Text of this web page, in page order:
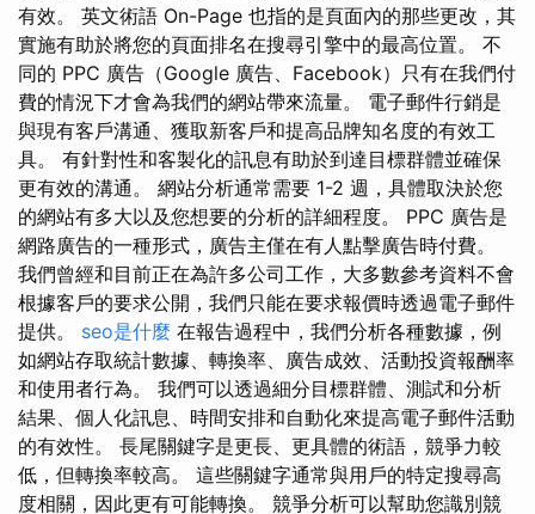
有效。 英文術語 On-Page 也指的是頁面內的那些更改，其
實施有助於將您的頁面排名在搜尋引擎中的最高位置。 不
同的 PPC 廣告（Google 廣告、Facebook）只有在我們付
費的情況下才會為我們的網站帶來流量。 電子郵件行銷是
與現有客戶溝通、獲取新客戶和提高品牌知名度的有效工
具。 有針對性和客製化的訊息有助於到達目標群體並確保
更有效的溝通。 網站分析通常需要 1-2 週，具體取決於您
的網站有多大以及您想要的分析的詳細程度。 PPC 廣告是
網路廣告的一種形式，廣告主僅在有人點擊廣告時付費。
我們曾經和目前正在為許多公司工作，大多數參考資料不會
根據客戶的要求公開，我們只能在要求報價時透過電子郵件
提供。 seo是什麼 在報告過程中，我們分析各種數據，例
如網站存取統計數據、轉換率、廣告成效、活動投資報酬率
和使用者行為。 我們可以透過細分目標群體、測試和分析
結果、個人化訊息、時間安排和自動化來提高電子郵件活動
的有效性。 長尾關鍵字是更長、更具體的術語，競爭力較
低，但轉換率較高。 這些關鍵字通常與用戶的特定搜尋高
度相關，因此更有可能轉換。 競爭分析可以幫助您識別競